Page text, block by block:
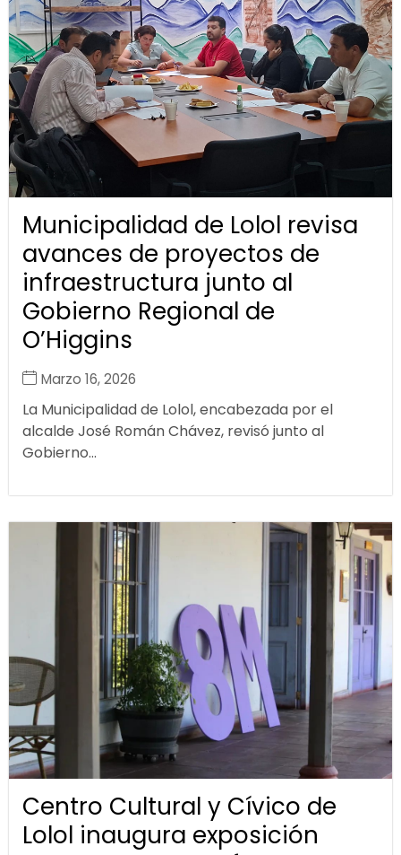
Municipalidad de Lolol revisa
avances de proyectos de
infraestructura junto al
Gobierno Regional de
O’Higgins
Marzo 16, 2026
La Municipalidad de Lolol, encabezada por el
alcalde José Román Chávez, revisó junto al
Gobierno...
Centro Cultural y Cívico de
Lolol inaugura exposición